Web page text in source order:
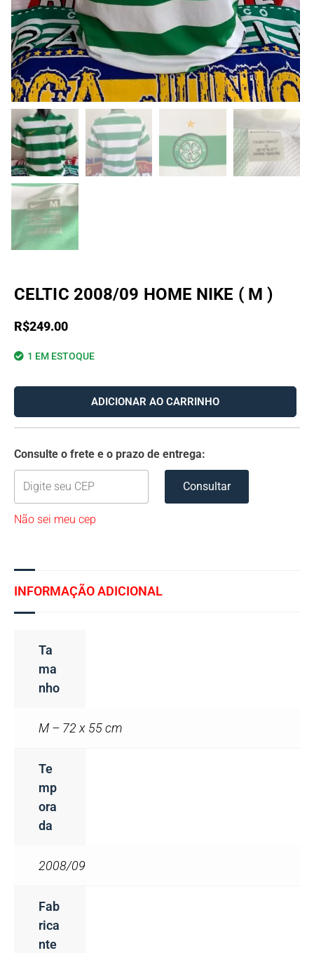
CELTIC 2008/09 HOME NIKE ( M )
R$249.00
1 EM ESTOQUE
ADICIONAR AO CARRINHO
Consulte o frete e o prazo de entrega:
Consultar
Não sei meu cep
INFORMAÇÃO ADICIONAL
Ta
Ma
Nho
M – 72 x 55 cm
Te
Mp
Ora
Da
2008/09
Fab
Rica
Nte